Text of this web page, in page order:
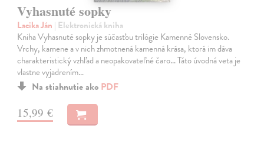
Vyhasnuté sopky
Lacika Ján | Elektronická kniha
Kniha Vyhasnuté sopky je súčasťou trilógie Kamenné Slovensko.
Vrchy, kamene a v nich zhmotnená kamenná krása, ktorá im dáva
charakteristický vzhľad a neopakovateľné čaro… Táto úvodná veta je
vlastne vyjadrením…
Na stiahnutie ako PDF
15,99 €